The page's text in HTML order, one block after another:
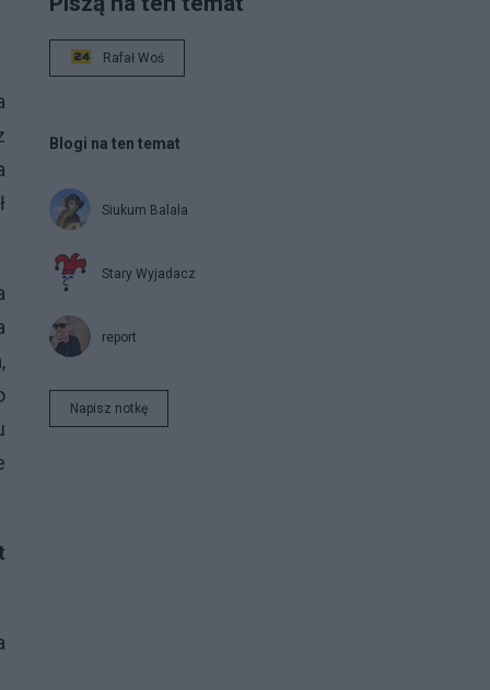
Rafał Woś
Blogi na ten temat
Siukum Balala
Stary Wyjadacz
report
Napisz notkę